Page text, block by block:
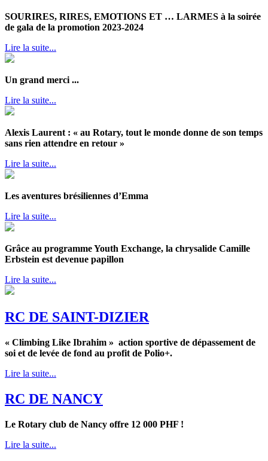
SOURIRES, RIRES, EMOTIONS ET … LARMES à la soirée
de gala de la promotion 2023-2024
Lire la suite...
Un grand merci ...
Lire la suite...
Alexis Laurent : « au Rotary, tout le monde donne de son temps
sans rien attendre en retour »
Lire la suite...
Les aventures brésiliennes d’Emma
Lire la suite...
Grâce au programme Youth Exchange, la chrysalide Camille
Erbstein est devenue papillon
Lire la suite...
RC DE SAINT-DIZIER
« Climbing Like Ibrahim » action sportive de dépassement de
soi et de levée de fond au profit de Polio+.
Lire la suite...
RC DE NANCY
Le Rotary club de Nancy offre 12 000 PHF !
Lire la suite...